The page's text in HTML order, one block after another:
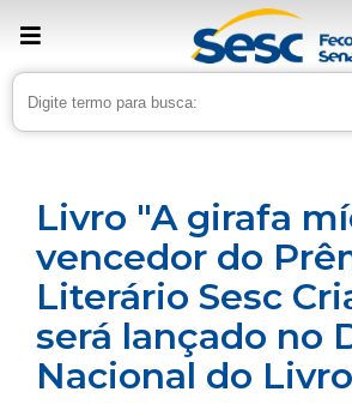
› Home › Noticias
Livro "A girafa
vencedor do
Literário Sesc
será lançado no
Nacional do